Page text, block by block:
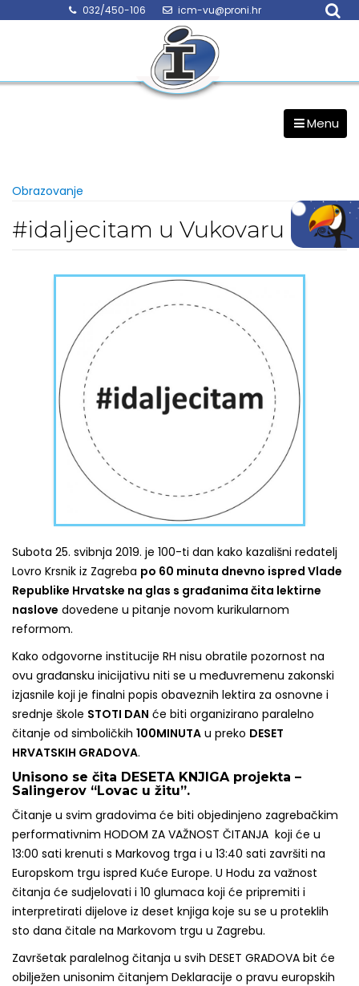
032/450-106 icm-vu@proni.hr
Menu
Obrazovanje
#idaljecitam u Vukovaru
Subota 25. svibnja 2019. je 100-ti dan kako kazališni redatelj
Lovro Krsnik iz Zagreba po 60 minuta dnevno ispred Vlade
Republike Hrvatske na glas s građanima čita lektirne
naslove dovedene u pitanje novom kurikularnom
reformom.
Kako odgovorne institucije RH nisu obratile pozornost na
ovu građansku inicijativu niti se u međuvremenu zakonski
izjasnile koji je finalni popis obaveznih lektira za osnovne i
srednje škole STOTI DAN će biti organizirano paralelno
čitanje od simboličkih 100MINUTA u preko DESET
HRVATSKIH GRADOVA.
Unisono se čita DESETA KNJIGA projekta –
Salingerov “Lovac u žitu”.
Čitanje u svim gradovima će biti objedinjeno zagrebačkim
performativnim HODOM ZA VAŽNOST ČITANJA koji će u
13:00 sati krenuti s Markovog trga i u 13:40 sati završiti na
Europskom trgu ispred Kuće Europe. U Hodu za važnost
čitanja će sudjelovati i 10 glumaca koji će pripremiti i
interpretirati dijelove iz deset knjiga koje su se u proteklih
sto dana čitale na Markovom trgu u Zagrebu.
Završetak paralelnog čitanja u svih DESET GRADOVA bit će
obilježen unisonim čitanjem Deklaracije o pravu europskih